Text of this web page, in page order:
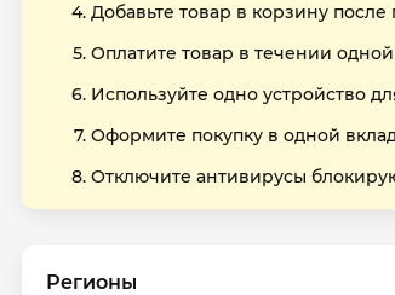
Добавьте товар в корзину после
Оплатите товар в течении
Используйте одно устройство
Оформите покупку в одной
Отключите антивирусы
Регионы